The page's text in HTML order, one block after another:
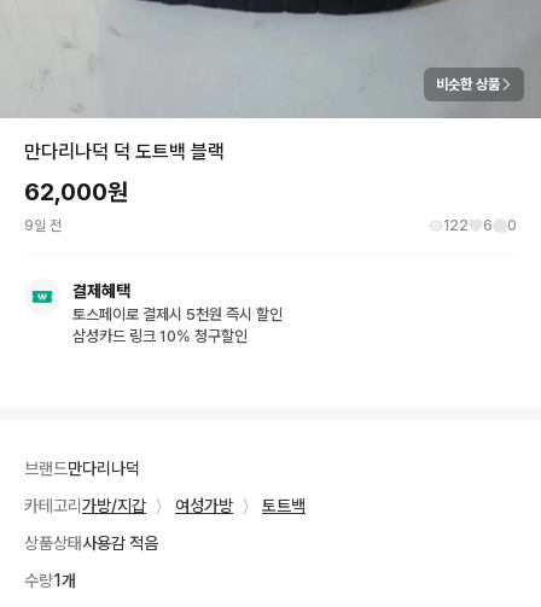
비슷한 상품
만다리나덕 덕 도트백 블랙
62,000원
9일 전 122 6 0
결제혜택
토스페이로 결제시 5천원 즉시 할인
삼성카드 링크 10% 청구할인
브랜드만다리나덕
카테고리 가방/지갑 〉 여성가방 〉
토트백
상품상태사용감 적음
수량1개